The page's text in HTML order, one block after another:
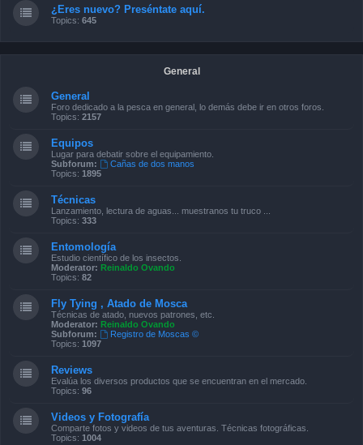
¿Eres nuevo? Preséntate aquí.
Topics: 645
General
General
Foro dedicado a la pesca en general, lo demás debe ir en otros foros.
Topics: 2157
Equipos
Lugar para debatir sobre el equipamiento.
Subforum:
Cañas de dos manos
Topics: 1895
Técnicas
Lanzamiento, lectura de aguas... muestranos tu truco ...
Topics: 333
Entomología
Estudio científico de los insectos.
Moderator: Reinaldo Ovando
Topics: 82
Fly Tying , Atado de Mosca
Técnicas de atado, nuevos patrones, etc.
Moderator: Reinaldo Ovando
Subforum:
Registro de Moscas ©
Topics: 1097
Reviews
Evalúa los diversos productos que se encuentran en el mercado.
Topics: 96
Videos y Fotografía
Comparte fotos y videos de tus aventuras. Técnicas fotográficas.
Topics: 1004